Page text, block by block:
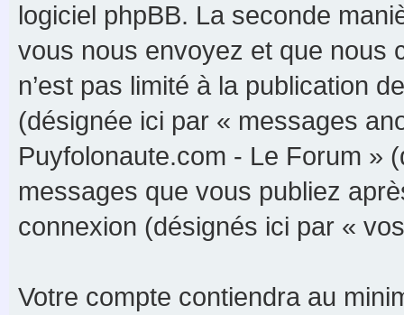
logiciel phpBB. La seconde
vous nous envoyez et que nous
n’est pas limité à la publication
(désignée ici par « messages
Puyfolonaute.com - Le Forum »
messages que vous publiez
connexion (désignés ici par «
Votre compte contiendra au